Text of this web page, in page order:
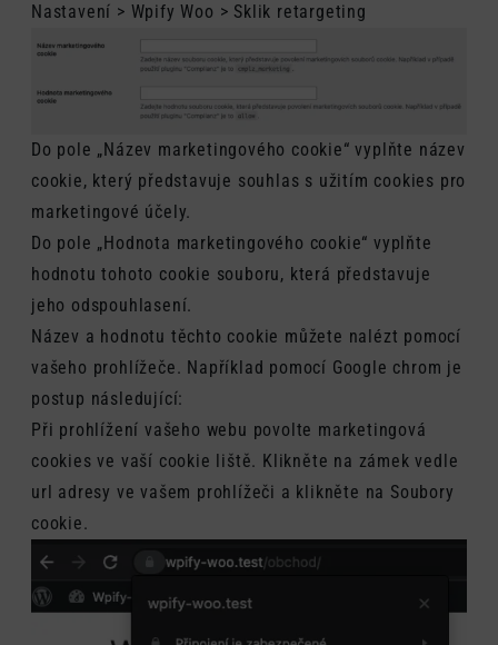
Nastavení > Wpify Woo > Sklik retargeting
Do pole „Název marketingového cookie“ vyplňte název
cookie, který představuje souhlas s užitím cookies pro
marketingové účely.
Do pole „Hodnota marketingového cookie“ vyplňte
hodnotu tohoto cookie souboru, která představuje
jeho odspouhlasení.
Název a hodnotu těchto cookie můžete nalézt pomocí
vašeho prohlížeče. Například pomocí Google chrom je
postup následující:
Při prohlížení vašeho webu povolte marketingová
cookies ve vaší cookie liště. Klikněte na zámek vedle
url adresy ve vašem prohlížeči a klikněte na Soubory
cookie.